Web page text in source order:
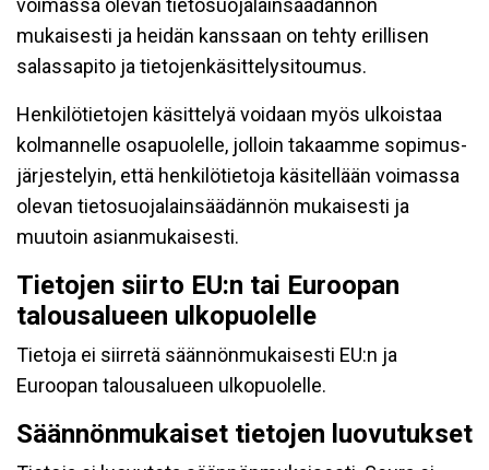
voimassa olevan tietosuojalainsäädännön
mukaisesti ja heidän kanssaan on tehty erillisen
salassapito ja tietojenkäsittelysitoumus.
Henkilötietojen käsittelyä voidaan myös ulkoistaa
kolmannelle osapuolelle, jolloin takaamme sopimus-
järjestelyin, että henkilötietoja käsitellään voimassa
olevan tietosuojalainsäädännön mukaisesti ja
muutoin asianmukaisesti.
Tietojen siirto EU:n tai Euroopan
talousalueen ulkopuolelle
Tietoja ei siirretä säännönmukaisesti EU:n ja
Euroopan talousalueen ulkopuolelle.
Säännönmukaiset tietojen luovutukset